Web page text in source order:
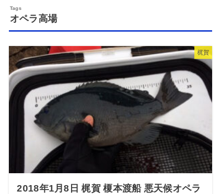
オペラ高場
梶賀
2018年1月8日 梶賀 榎本渡船 悪天候オペラ